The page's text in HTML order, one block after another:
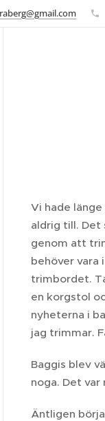
Vi hade
aldrig till.
genom att
behöver
trimbordet.
en korgstol
nyheterna i
jag trimmar.
Baggis blev
noga. Det
Äntligen